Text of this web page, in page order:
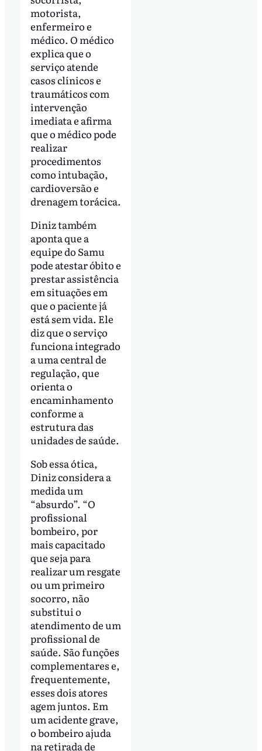
motorista,
enfermeiro e
médico. O médico
explica que o
serviço atende
casos clínicos e
traumáticos com
intervenção
imediata e afirma
que o médico pode
realizar
procedimentos
como intubação,
cardioversão e
drenagem torácica.
Diniz também
aponta que a
equipe do Samu
pode atestar óbito e
prestar assistência
em situações em
que o paciente já
está sem vida. Ele
diz que o serviço
funciona integrado
a uma central de
regulação, que
orienta o
encaminhamento
conforme a
estrutura das
unidades de saúde.
Sob essa ótica,
Diniz considera a
medida um
“absurdo”. “O
profissional
bombeiro, por
mais capacitado
que seja para
realizar um resgate
ou um primeiro
socorro, não
substitui o
atendimento de um
profissional de
saúde. São funções
complementares e,
frequentemente,
esses dois atores
agem juntos. Em
um acidente grave,
o bombeiro ajuda
na retirada de